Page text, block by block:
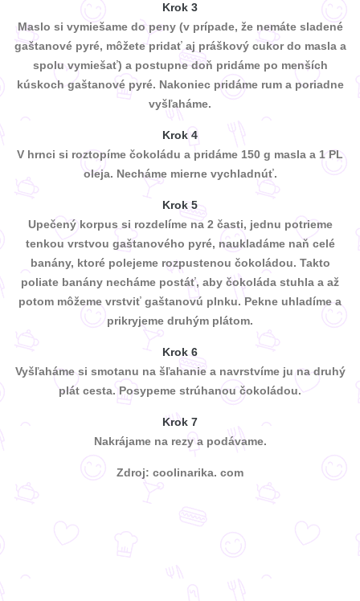
Krok 3
Maslo si vymiešame do peny (v prípade, že nemáte sladené
gaštanové pyré, môžete pridať aj práškový cukor do masla a
spolu vymiešať) a postupne doň pridáme po menších
kúskoch gaštanové pyré. Nakoniec pridáme rum a poriadne
vyšľaháme.
Krok 4
V hrnci si roztopíme čokoládu a pridáme 150 g masla a 1 PL
oleja. Necháme mierne vychladnúť.
Krok 5
Upečený korpus si rozdelíme na 2 časti, jednu potrieme
tenkou vrstvou gaštanového pyré, naukladáme naň celé
banány, ktoré polejeme rozpustenou čokoládou. Takto
poliate banány necháme postáť, aby čokoláda stuhla a až
potom môžeme vrstviť gaštanovú plnku. Pekne uhladíme a
prikryjeme druhým plátom.
Krok 6
Vyšľaháme si smotanu na šľahanie a navrstvíme ju na druhý
plát cesta. Posypeme strúhanou čokoládou.
Krok 7
Nakrájame na rezy a podávame.
Zdroj: coolinarika. com